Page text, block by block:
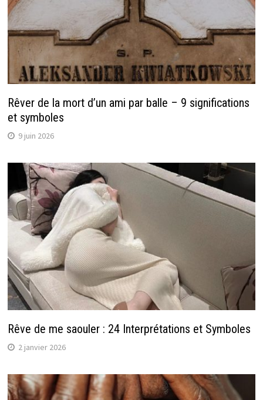
Rêver de la mort d’un ami par balle – 9 significations
et symboles
9 juin 2026
Rêve de me saouler : 24 Interprétations et Symboles
2 janvier 2026